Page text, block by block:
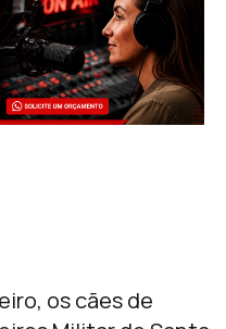
os cães de